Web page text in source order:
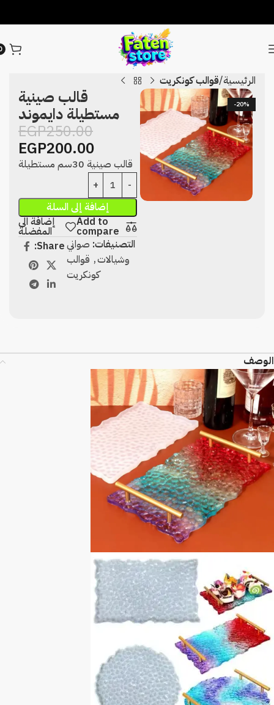
الرئيسية قوالب كونكريت
-20% قالب صينية
مستطيلة دايموند
EGP250.00
EGP200.00
قالب صينية 30سم مستطيلة
إضافة إلى السلة
Add to
compare
إضافة الى
المفضلة
التصنيفات: صواني
وشيالات, قوالب
كونكريت
Share:
الوصف